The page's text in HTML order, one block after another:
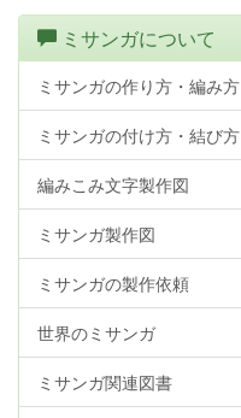
ミサンガについて
ミサンガの作り方・編み方
ミサンガの付け方・結び方
編みこみ文字製作図
ミサンガ製作図
ミサンガの製作依頼
世界のミサンガ
ミサンガ関連図書